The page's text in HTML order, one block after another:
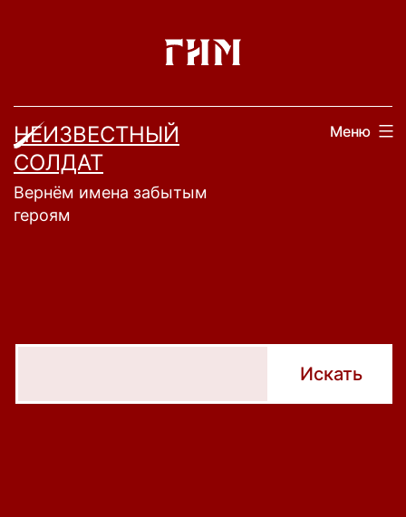
НЕИЗВЕСТНЫЙ
СОЛДАТ
Вернём имена забытым
героям
Меню